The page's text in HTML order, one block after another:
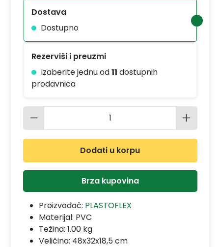
Dostava
Dostupno
Rezerviši i preuzmi
Izaberite jednu od11 dostupnih
prodavnica
Količina proizvoda: Unesite
Dodati u korpu
Brza kupovina
Proizvođač: PLASTOFLEX
Materijal: PVC
Težina: 1.00 kg
Veličina: 48x32x18,5 cm